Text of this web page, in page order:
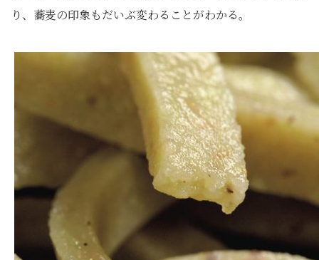
り、蕎麦の印象もだいぶ変わることがわかる。